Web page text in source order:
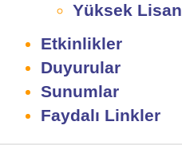
Yüksek
Etkinlikler
Duyurular
Sunumlar
Faydalı Linkler